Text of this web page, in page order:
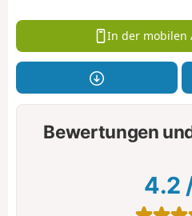
In der mobilen
Bewertungen
4.2